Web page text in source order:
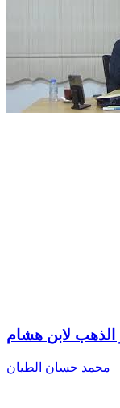
لابن هشام
محمد حسان الطيان